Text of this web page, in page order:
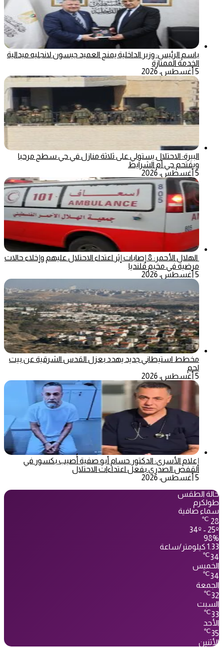
باسم الرئيس: وزير الداخلية يمنح العميد جيسون لانجليه ميدالية
الخدمة الممتازة
5 أغسطس، 2026
البيرة: الاحتلال يستولي على ثلاثة منازل في حي سطح مرحبا
ويقتحم حي أم الشرايط
5 أغسطس، 2026
الهلال الأحمر: 8 إصابات إثر اعتداء الاحتلال عليهم وإخلاء حالات
مرضية في مخيم قلنديا
5 أغسطس، 2026
مخطط استيطاني جديد يهدد بعزل القدس الشرقية عن بيت
لحم
5 أغسطس، 2026
إعلام الأسرى: الدكتور حسام أبو صفية أُصيب بكسور في
القفص الصدري بفعل اعتداءات الاحتلال
5 أغسطس، 2026
حالة الطقس
طولكرم
سماء صافية
28
℃
34º - 25º
98%
1.33 كيلومتر/ساعة
34
℃
الخميس
34
℃
الجمعة
32
℃
السبت
33
℃
الأحد
35
℃
الأثنين